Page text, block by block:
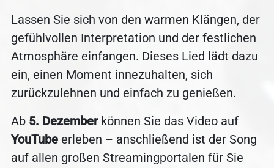
Lassen Sie sich von den warmen Klängen, der
gefühlvollen Interpretation und der festlichen
Atmosphäre einfangen. Dieses Lied lädt dazu
ein, einen Moment innezuhalten, sich
zurückzulehnen und einfach zu genießen.
Ab 5. Dezemberkönnen Sie das Video auf
YouTubeerleben – anschließend ist der Song
auf allen großen Streamingportalen für Sie